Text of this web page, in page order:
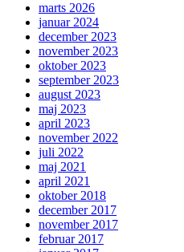
marts 2026
januar 2024
december 2023
november 2023
oktober 2023
september 2023
august 2023
maj 2023
april 2023
november 2022
juli 2022
maj 2021
april 2021
oktober 2018
december 2017
november 2017
februar 2017